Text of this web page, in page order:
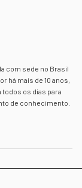
com sede no Brasil
há mais de 10 anos,
todos os dias para
de conhecimento.